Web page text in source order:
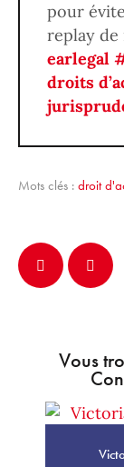
pour
replay de
earlegal
droits
Mots clés : droit
Vous